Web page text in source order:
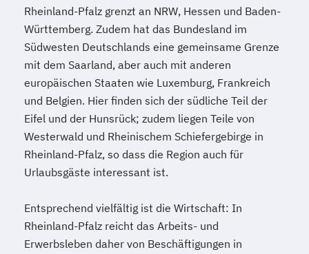
Rheinland-Pfalz grenzt an NRW, Hessen und Baden-
Württemberg. Zudem hat das Bundesland im
Südwesten Deutschlands eine gemeinsame Grenze
mit dem Saarland, aber auch mit anderen
europäischen Staaten wie Luxemburg, Frankreich
und Belgien. Hier finden sich der südliche Teil der
Eifel und der Hunsrück; zudem liegen Teile von
Westerwald und Rheinischem Schiefergebirge in
Rheinland-Pfalz, so dass die Region auch für
Urlaubsgäste interessant ist.
Entsprechend vielfältig ist die Wirtschaft: In
Rheinland-Pfalz reicht das Arbeits- und
Erwerbsleben daher von Beschäftigungen in